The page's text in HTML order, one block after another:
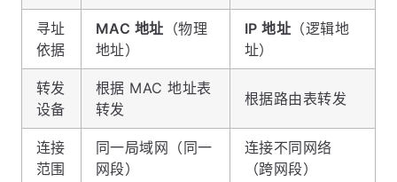
寻址
依据
MAC 地址 （物理
地址）
IP 地址 （逻辑地
址）
转发
设备
根据 MAC 地址表
转发
根据路由表转发
连接
范围
同一局域网（同一
网段）
连接不同网络
（跨网段）